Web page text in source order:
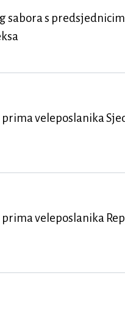
sabora s
veleposlanika
veleposlanika